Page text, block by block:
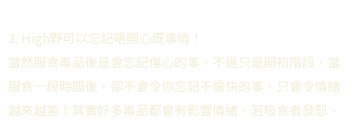
3. High野可以忘記唔開心既事情！
當然服食毒品後是會忘記傷心的事，不過只是開初階段，當
服食一段時間後，卻不會令你忘記不愉快的事，只會令情緒
越來越差！其實好多毒品都會有影響情緒，若吸食者發恕、